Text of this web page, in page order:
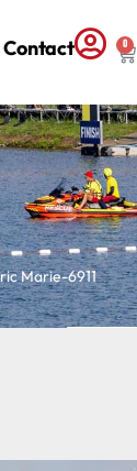
Contact 0
Marie-6911